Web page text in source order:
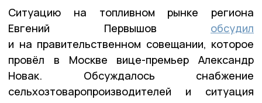
Ситуацию на топливном рынке региона
Евгений Первышов обсудил
и на правительственном совещании, которое
провёл в Москве вице-премьер Александр
Новак. Обсуждалось снабжение
сельхозтоваропроизводителей и ситуация